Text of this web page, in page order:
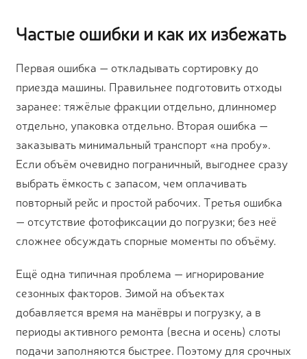
Частые ошибки и как их избежать
Первая ошибка — откладывать сортировку до
приезда машины. Правильнее подготовить отходы
заранее: тяжёлые фракции отдельно, длинномер
отдельно, упаковка отдельно. Вторая ошибка —
заказывать минимальный транспорт «на пробу».
Если объём очевидно пограничный, выгоднее сразу
выбрать ёмкость с запасом, чем оплачивать
повторный рейс и простой рабочих. Третья ошибка
— отсутствие фотофиксации до погрузки; без неё
сложнее обсуждать спорные моменты по объёму.
Ещё одна типичная проблема — игнорирование
сезонных факторов. Зимой на объектах
добавляется время на манёвры и погрузку, а в
периоды активного ремонта (весна и осень) слоты
подачи заполняются быстрее. Поэтому для срочных